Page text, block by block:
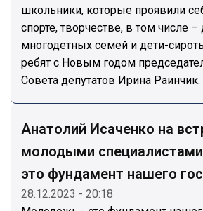
школьники, которые проявили
спорте, творчестве, в том числе –
многодетных семей и дети-
ребят с Новым годом
Совета депутатов Ирина Раинчик.
Анатолий Исаченко на
молодыми
это фундамент нашего
28.12.2023 - 20:18